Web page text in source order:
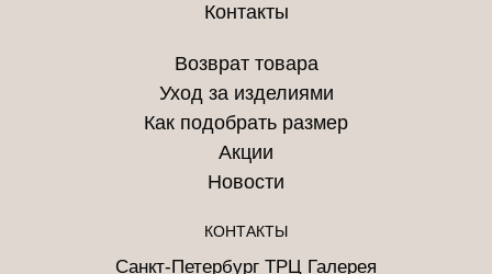
Контакты
Возврат товара
Уход за изделиями
Как подобрать размер
Акции
Новости
КОНТАКТЫ
Санкт-Петербург ТРЦ Галерея